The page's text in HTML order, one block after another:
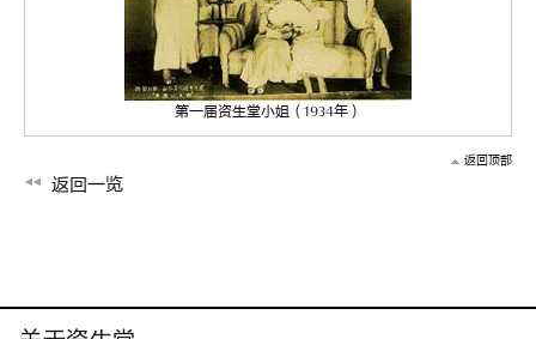
第一届资生堂小姐（1934年）
返回顶部
返回一览